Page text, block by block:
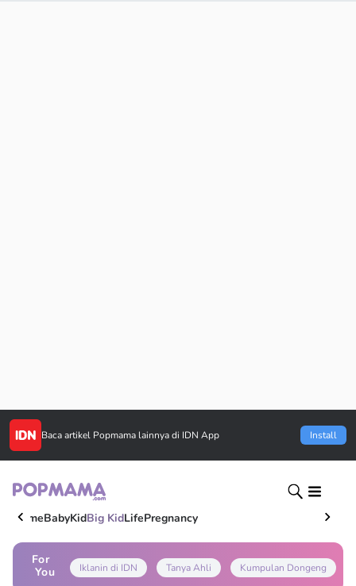
Baca artikel Popmama lainnya di IDN App Install
HomeBabyKidBig KidLifePregnancy
For
You
Iklanin di IDN Tanya Ahli Kumpulan Dongeng